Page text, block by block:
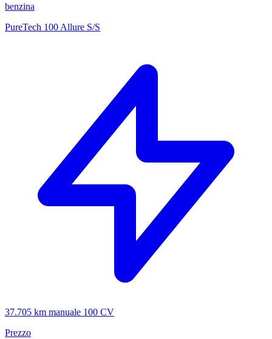
benzina
PureTech 100 Allure S/S
37.705 km manuale 100 CV
Prezzo